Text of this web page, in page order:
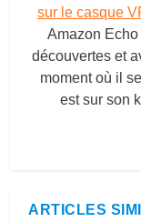
sur le casque
Amazon
découvertes et
moment où il
est sur son
ARTICLES